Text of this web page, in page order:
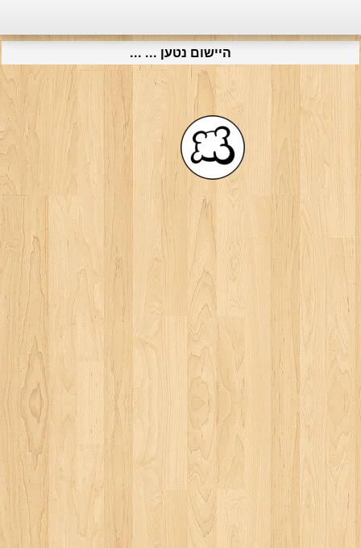
היישום נטען ... ...